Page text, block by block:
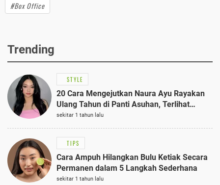
#Box Office
Trending
STYLE
20 Cara Mengejutkan Naura Ayu Rayakan
Ulang Tahun di Panti Asuhan, Terlihat
Anggun dengan Kaftan Cokelat
sekitar 1 tahun lalu
TIPS
Cara Ampuh Hilangkan Bulu Ketiak Secara
Permanen dalam 5 Langkah Sederhana
sekitar 1 tahun lalu